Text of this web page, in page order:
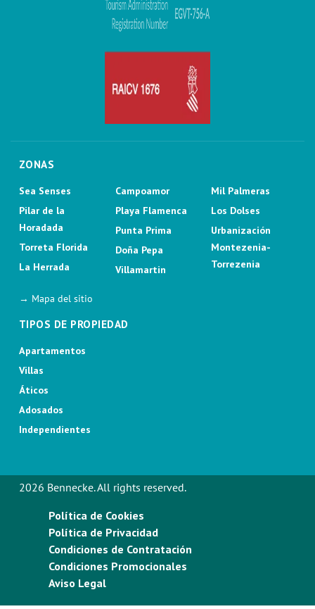
ZONAS
Sea Senses
Pilar de la
Horadada
Torreta Florida
La Herrada
Campoamor
Playa Flamenca
Punta Prima
Doña Pepa
Villamartin
Mil Palmeras
Los Dolses
Urbanización
Montezenia-
Torrezenia
→ Mapa del sitio
TIPOS DE PROPIEDAD
Apartamentos
Villas
Áticos
Adosados
Independientes
2026 Bennecke. All rights reserved.
Política de Cookies
Política de Privacidad
Condiciones de Contratación
Condiciones Promocionales
Aviso Legal